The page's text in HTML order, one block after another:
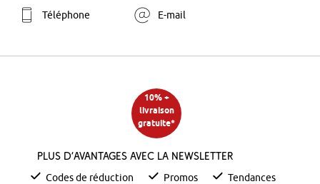
Téléphone E-mail
10% +
livraison
gratuite*
Plus d’avantages avec la newsletter
Codes de réduction Promos Tendances